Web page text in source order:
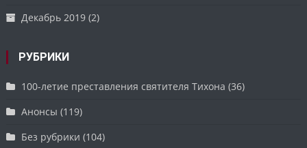
Декабрь 2019 (2)
РУБРИКИ
100-летие преставления святителя Тихона (36)
Анонсы (119)
Без рубрики (104)